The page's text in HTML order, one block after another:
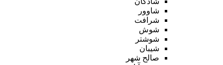
شاوور
شرافت
شوش
شوشتر
شیبان
صالح شهر